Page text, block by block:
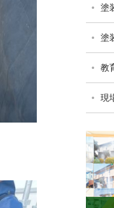
塗
塗
教
現